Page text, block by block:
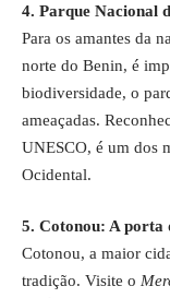
4. Parque Nacional
Para os amantes da
norte do Benin, é
biodiversidade, o
ameaçadas.
UNESCO, é um dos
Ocidental.
5. Cotonou: A porta
Cotonou, a maior
tradição. Visite o